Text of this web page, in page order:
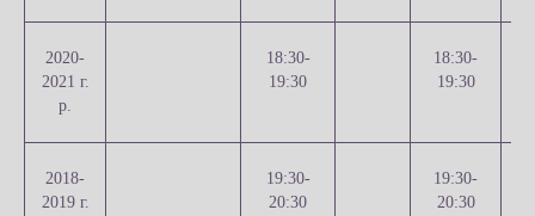
2020-
2021 г.
р.
18:30-
19:30
18:30-
19:30
2018-
2019 г.
19:30-
20:30
19:30-
20:30